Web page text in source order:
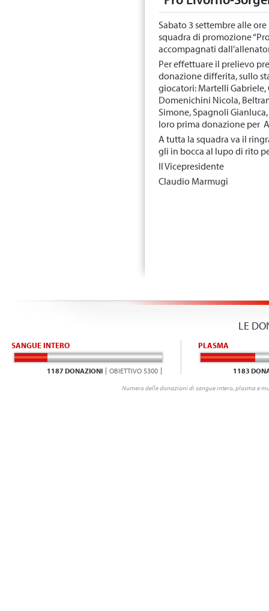
Sabato 3 settembre alle
squadra di promozione
accompagnati
Per effettuare il prelievo
donazione differita, sullo
giocatori: Martelli Gabriele,
Domenichini Nicola,
Simone, Spagnoli
loro prima donazione per
A tutta la squadra va il
gli in bocca al lupo di rito
Il Vicepresidente
Claudio Marmugi
LE
SANGUE INTERO
1187 DONAZIONI OBIETTIVO 5300
PLASMA
1183
Numero delle donazioni di sangue intero, plasma e